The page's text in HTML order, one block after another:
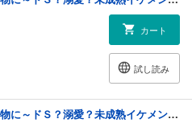
カート
試し読み
いつしか危険な怪物に～ドＳ？溺愛？未成熟イケメンの育て方～４